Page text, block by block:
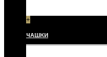
+
ЧАШКИ